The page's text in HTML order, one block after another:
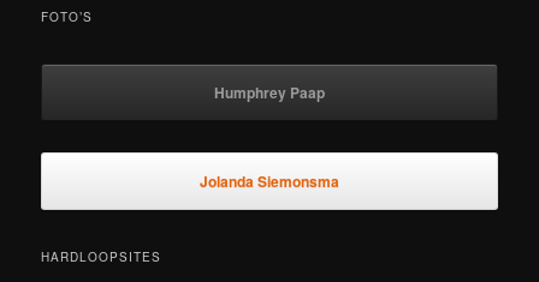
FOTO’S
Humphrey Paap
Jolanda Siemonsma
HARDLOOPSITES